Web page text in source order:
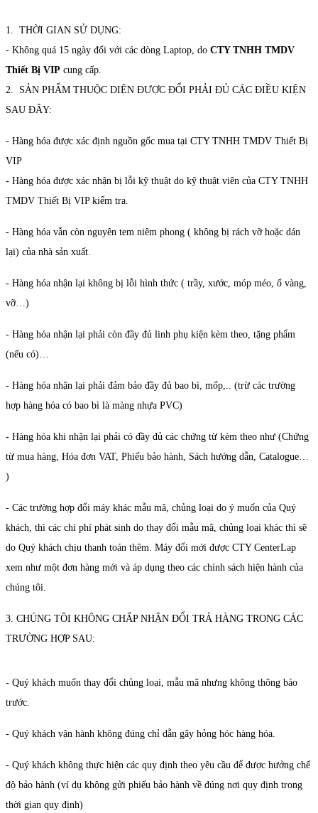
1. THỜI GIAN SỬ DỤNG:
- Không quá 15 ngày đối với các dòng Laptop, do CTY TNHH TMDV
Thiết Bị VIP cung cấp.
2. SẢN PHẨM THUỘC DIỆN ĐƯỢC ĐỔI PHẢI ĐỦ CÁC ĐIỀU KIỆN
SAU ĐÂY:
- Hàng hóa được xác định nguồn gốc mua tại CTY TNHH TMDV Thiết Bị
VIP
- Hàng hóa được xác nhận bị lỗi kỹ thuật do kỹ thuật viên của CTY TNHH
TMDV Thiết Bị VIP kiểm tra.
- Hàng hóa vẫn còn nguyên tem niêm phong ( không bị rách vỡ hoặc dán
lại) của nhà sản xuất.
- Hàng hóa nhận lại không bị lỗi hình thức ( trầy, xước, móp méo, ố vàng,
vỡ…)
- Hàng hóa nhận lại phải còn đầy đủ linh phụ kiện kèm theo, tặng phẩm
(nếu có)…
- Hàng hóa nhận lại phải đảm bảo đầy đủ bao bì, mốp,.. (trừ các trường
hợp hàng hóa có bao bì là màng nhựa PVC)
- Hàng hóa khi nhận lại phải có đầy đủ các chứng từ kèm theo như (Chứng
từ mua hàng, Hóa đơn VAT, Phiếu bảo hành, Sách hướng dẫn, Catalogue…
)
- Các trường hợp đổi máy khác mẫu mã, chủng loại do ý muốn của Quý
khách, thì các chi phí phát sinh do thay đổi mẫu mã, chủng loại khác thì sẽ
do Quý khách chịu thanh toán thêm. Máy đổi mới được CTY CenterLap
xem như một đơn hàng mới và áp dụng theo các chính sách hiện hành của
chúng tôi.
3. CHÚNG TÔI KHÔNG CHẤP NHẬN ĐỔI TRẢ HÀNG TRONG CÁC
TRƯỜNG HỢP SAU:
- Quý khách muốn thay đổi chủng loại, mẫu mã nhưng không thông báo
trước.
- Quý khách vận hành không đúng chỉ dẫn gây hỏng hóc hàng hóa.
- Quý khách không thực hiện các quy định theo yêu cầu để được hưởng chế
độ bảo hành (ví dụ không gửi phiếu bảo hành về đúng nơi quy định trong
thời gian quy định)